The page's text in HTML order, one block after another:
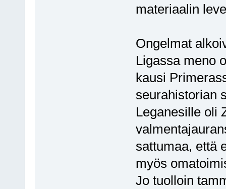
materiaalin
Ongelmat
Ligassa meno
kausi
seurahistorian
Leganesille oli
sattumaa, että
myös
Jo tuolloin